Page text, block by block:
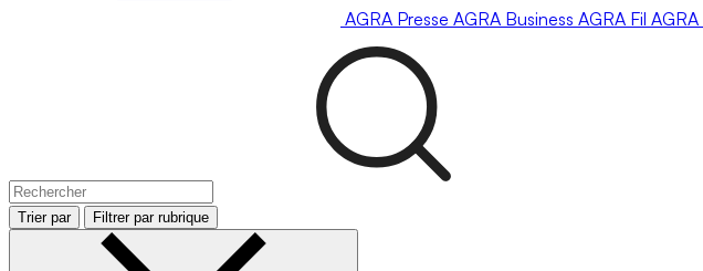
AGRA Presse AGRA Business AGRA Fil AGRA
Trier par Filtrer par rubrique